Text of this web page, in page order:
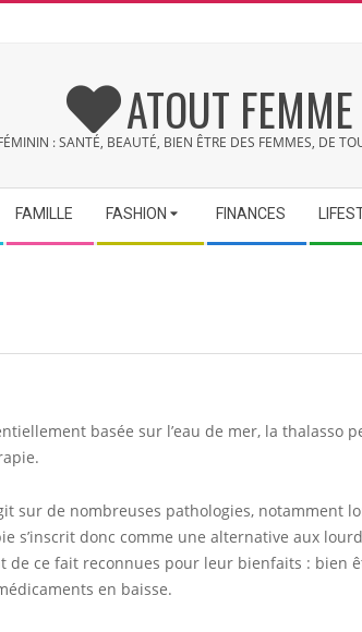
ATOUT FEMME
: SANTÉ, BEAUTÉ, BIEN ÊTRE DES FEMMES, DE
FAMILLE FASHION FINANCES
basée sur l’eau de mer, la thalasso
sur de nombreuses pathologies, notamment
s’inscrit donc comme une alternative aux
de ce fait reconnues pour leur bienfaits : bien
en baisse.